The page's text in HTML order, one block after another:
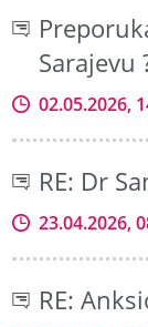
Sarajevu
02.05.2026,
RE: Dr
23.04.2026,
RE: